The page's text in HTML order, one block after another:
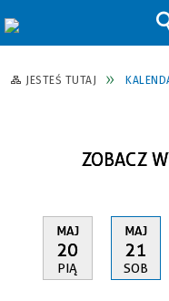
JESTEŚ TUTAJ
ZOBACZ
MAJ
20
PIĄ
MAJ
21
SOB